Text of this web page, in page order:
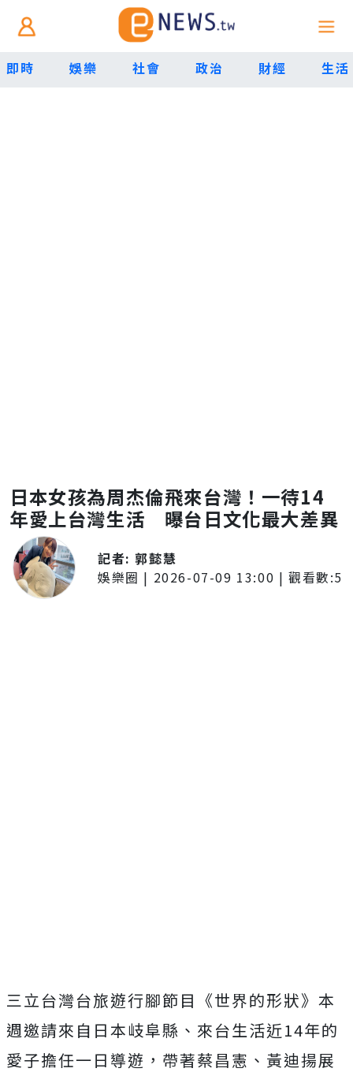
即時 娛樂 社會 政治 財經 生活
日本女孩為周杰倫飛來台灣！一待14
年愛上台灣生活 曝台日文化最大差異
記者:郭懿慧
娛樂圈 | 2026-07-09 13:00 | 觀看數:5
三立台灣台旅遊行腳節目《世界的形狀》本
週邀請來自日本岐阜縣、來台生活近14年的
愛子擔任一日導遊，帶著蔡昌憲、黃迪揚展